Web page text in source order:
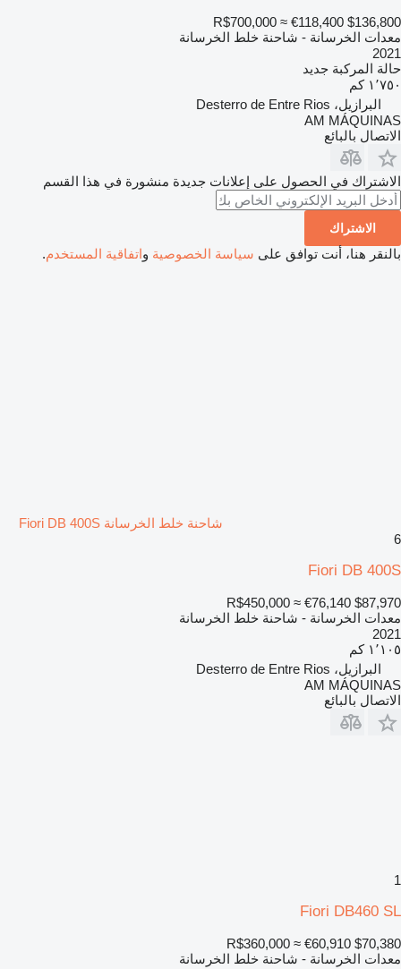
$136,800
R$700,000 ≈ €118,400
معدات الخرسانة - شاحنة خلط الخرسانة
2021
حالة المركبة جديد
١٬٧٥٠ كم
البرازيل، Desterro de Entre Rios
AM MÁQUINAS
الاتصال بالبائع
الاشتراك في الحصول على إعلانات جديدة منشورة في هذا القسم
الاشتراك
بالنقر هنا، أنت توافق على سياسة الخصوصية واتفاقية المستخدم.
شاحنة خلط الخرسانة Fiori DB 400S
6
Fiori DB 400S
$87,970
R$450,000 ≈ €76,140
معدات الخرسانة - شاحنة خلط الخرسانة
2021
١٬١٠٥ كم
البرازيل، Desterro de Entre Rios
AM MÁQUINAS
الاتصال بالبائع
1
Fiori DB460 SL
$70,380
R$360,000 ≈ €60,910
معدات الخرسانة - شاحنة خلط الخرسانة